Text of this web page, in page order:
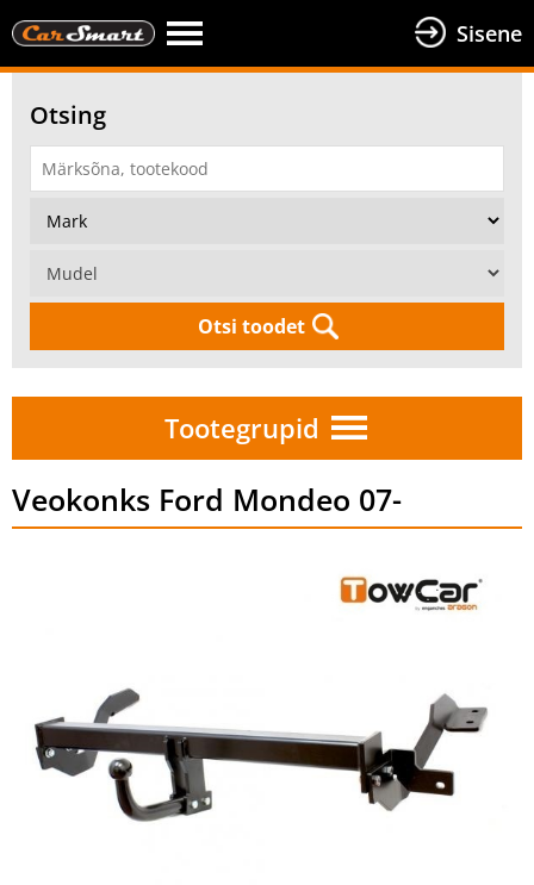
Sisene
Otsing
Otsi toodet
Tootegrupid
Veokonks Ford Mondeo 07-